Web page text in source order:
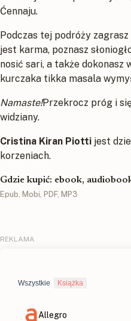
Ćennaju.
Podczas tej podróży
jest karma, poznasz
nosić sari, a także dokonasz
kurczaka tikka masala
Namaste!Przekrocz próg i
widziany.
Cristina Kiran Piotti jest
korzeniach.
Gdzie kupić: ebook,
Epub, Mobi, PDF, MP3